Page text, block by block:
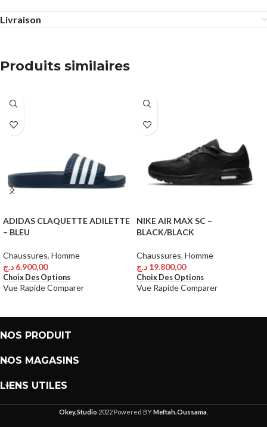
Livraison
Produits similaires
ADIDAS CLAQUETTE ADILETTE
– BLEU
Chaussures, Homme
6.900,00 د.ج
Choix Des Options
Vue RapideComparer
NIKE AIR MAX SC –
BLACK/BLACK
Chaussures, Homme
19.800,00 د.ج
Choix Des Options
Vue RapideComparer
NOS PRODUIT
NOS MAGASINS
LIENS UTILES
Okey.Studio 2022 Powered BYMeftah.Oussama